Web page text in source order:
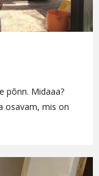
põnn. Midaaa?
osavam, mis on